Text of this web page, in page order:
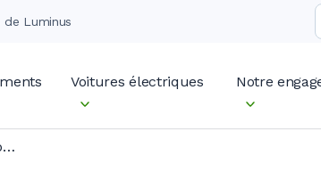
Luminus
Voitures électriques Notre
Le tarif de capacité s'applique-t-il également aux parties communes des appartements?